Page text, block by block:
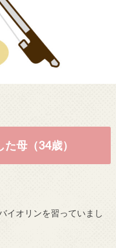
母（34歳）
イオリンを習っていまし